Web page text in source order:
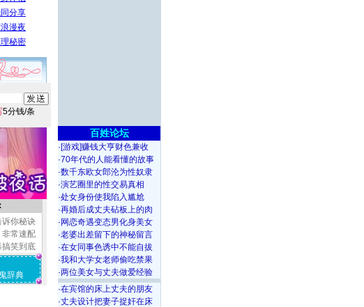
5分钱/条
你秘诀
常速配
笑到底
辞典
百姓论坛
· [游戏]赚钱大亨财色兼收
·70年代的人能看懂的故事
·数千东欧女郎沦为性奴隶
·演艺圈里的性交易真相
·处女身份使我陷入尴尬
·再婚后成丈夫砧板上的肉
· 网恋奇遇变态男化身美女
·老婆出差留下的神秘留言
·在女同事色诱中不能自拔
·我和大学女老师偷吃禁果
·两位美女与丈夫做爱经验
·在宾馆的床上丈夫的朋友
·丈夫设计把妻子捉奸在床